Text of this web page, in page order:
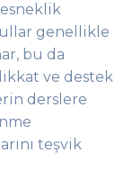
genellikle
bu da
ve destek
derslere
teşvik